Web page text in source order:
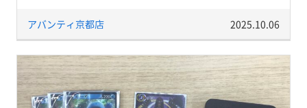
アバンティ京都店 2025.10.06